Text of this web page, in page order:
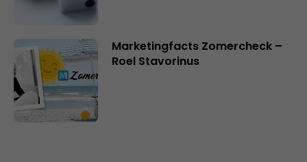
Marketingfacts Zomercheck –
Roel Stavorinus